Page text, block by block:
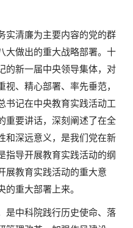
实清廉为主要内容的党的群
大做出的重大战略部署。十
的新一届中央领导集体，对
、精心部署、率先垂范，
书记在中央教育实践活动工
重要讲话，深刻阐述了在全
和深远意义，是我们党在新
指导开展教育实践活动的纲
展教育实践活动的重大意
的重大部署上来。
是中科院践行历史使命、落